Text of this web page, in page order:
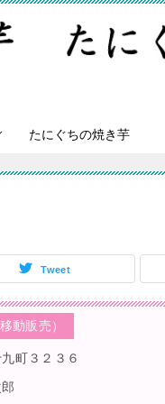
たにぐちの焼き芋
Tweet
動販売）
町３２３６